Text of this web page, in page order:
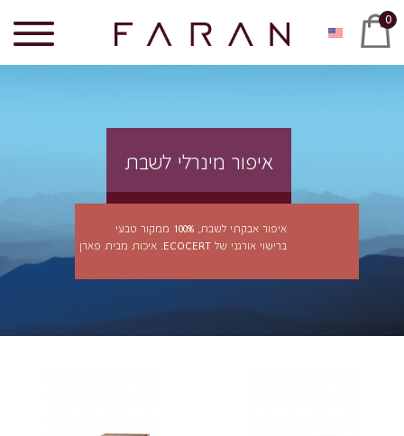
0
איפור מינרלי לשבת
איפור אבקתי לשבת, 100% ממקור טבעי
ברישוי אורגני של ECOCERT. איכות מבית פארן